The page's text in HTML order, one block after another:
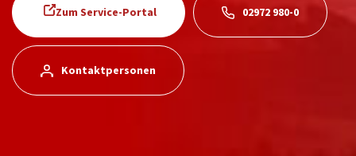
Zum Service-Portal 02972 980-0
Kontaktpersonen